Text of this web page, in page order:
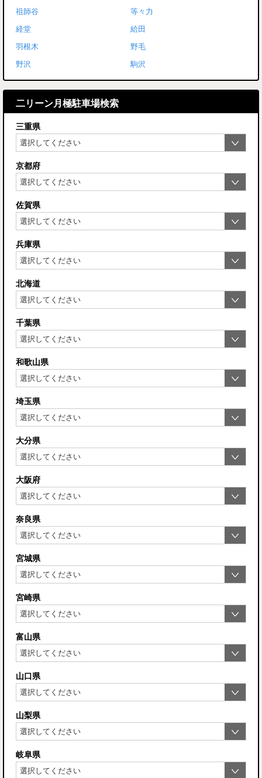
祖師谷
等々力
経堂
給田
羽根木
野毛
野沢
駒沢
二リーン月極駐車場検索
三重県
京都府
佐賀県
兵庫県
北海道
千葉県
和歌山県
埼玉県
大分県
大阪府
奈良県
宮城県
宮崎県
富山県
山口県
山梨県
岐阜県